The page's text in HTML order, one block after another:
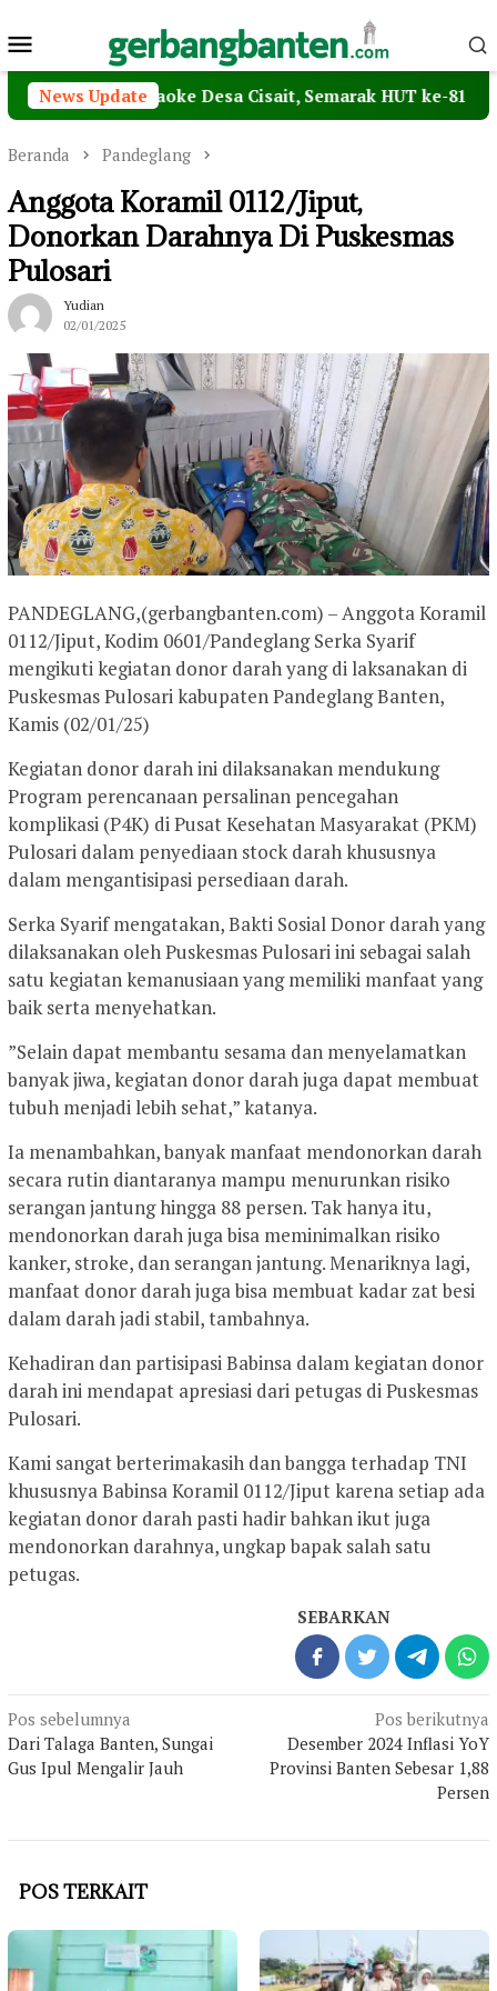
ke
Menu
Mobile
News Update
Karaoke Desa Cisait, Semarak HUT ke-81 RI Makin
Beranda Pandeglang
Anggota Koramil 0112/Jiput,
Donorkan Darahnya Di Puskesmas
Pulosari
Yudian
02/01/2025
PANDEGLANG,(gerbangbanten.com) – Anggota Koramil
0112/Jiput, Kodim 0601/Pandeglang Serka Syarif
mengikuti kegiatan donor darah yang di laksanakan di
Puskesmas Pulosari kabupaten Pandeglang Banten,
Kamis (02/01/25)
Kegiatan donor darah ini dilaksanakan mendukung
Program perencanaan persalinan pencegahan
komplikasi (P4K) di Pusat Kesehatan Masyarakat (PKM)
Pulosari dalam penyediaan stock darah khususnya
dalam mengantisipasi persediaan darah.
Serka Syarif mengatakan, Bakti Sosial Donor darah yang
dilaksanakan oleh Puskesmas Pulosari ini sebagai salah
satu kegiatan kemanusiaan yang memiliki manfaat yang
baik serta menyehatkan.
”Selain dapat membantu sesama dan menyelamatkan
banyak jiwa, kegiatan donor darah juga dapat membuat
tubuh menjadi lebih sehat,” katanya.
Ia menambahkan, banyak manfaat mendonorkan darah
secara rutin diantaranya mampu menurunkan risiko
serangan jantung hingga 88 persen. Tak hanya itu,
mendonorkan darah juga bisa meminimalkan risiko
kanker, stroke, dan serangan jantung. Menariknya lagi,
manfaat donor darah juga bisa membuat kadar zat besi
dalam darah jadi stabil, tambahnya.
Kehadiran dan partisipasi Babinsa dalam kegiatan donor
darah ini mendapat apresiasi dari petugas di Puskesmas
Pulosari.
Kami sangat berterimakasih dan bangga terhadap TNI
khususnya Babinsa Koramil 0112/Jiput karena setiap ada
kegiatan donor darah pasti hadir bahkan ikut juga
mendonorkan darahnya, ungkap bapak salah satu
petugas.
SEBARKAN
Navigasi
pos
Pos sebelumnya
Dari Talaga Banten, Sungai
Gus Ipul Mengalir Jauh
Pos berikutnya
Desember 2024 Inflasi YoY
Provinsi Banten Sebesar 1,88
Persen
POS TERKAIT